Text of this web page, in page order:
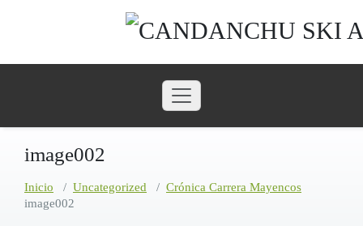
image002
Inicio / Uncategorized / Crónica Carrera Mayencos
image002